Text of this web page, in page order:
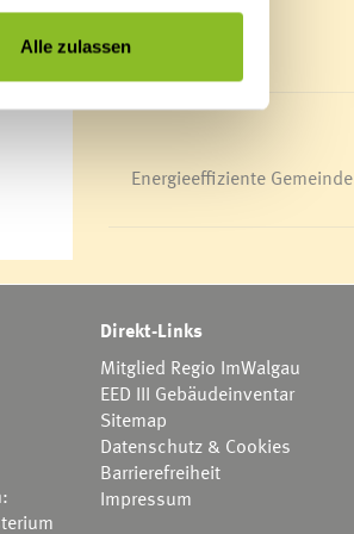
Alle zulassen
die
der
Mediathek
Energieeffiziente Gemeinde
Direkt-Links
Mitglied Regio ImWalgau
EED III Gebäudeinventar
Sitemap
Datenschutz & Cookies
Barrierefreiheit
Impressum